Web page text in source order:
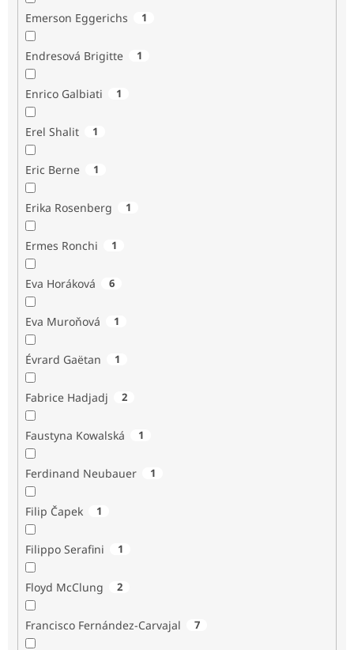
Emerson Eggerichs 1
Endresová Brigitte 1
Enrico Galbiati 1
Erel Shalit 1
Eric Berne 1
Erika Rosenberg 1
Ermes Ronchi 1
Eva Horáková 6
Eva Muroňová 1
Évrard Gaëtan 1
Fabrice Hadjadj 2
Faustyna Kowalská 1
Ferdinand Neubauer 1
Filip Čapek 1
Filippo Serafini 1
Floyd McClung 2
Francisco Fernández-Carvajal 7